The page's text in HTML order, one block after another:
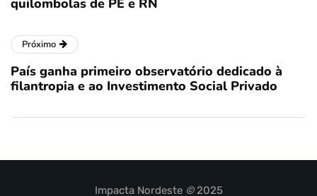
quilombolas de PE e RN
Próximo
País ganha primeiro observatório dedicado à
filantropia e ao Investimento Social Privado
Impacta Nordeste ©2025